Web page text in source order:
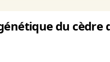
du cèdre